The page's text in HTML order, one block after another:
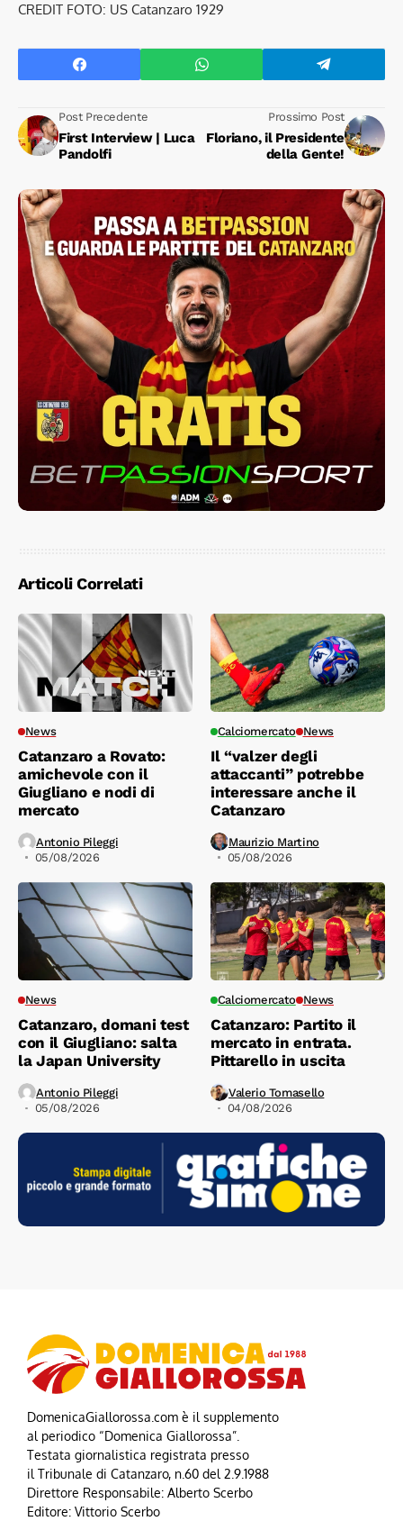
CREDIT FOTO: US Catanzaro 1929
Post Precedente
First Interview | Luca
Pandolfi
Prossimo Post
Floriano, il Presidente
della Gente!
Articoli Correlati
News
Catanzaro a Rovato:
amichevole con il
Giugliano e nodi di
mercato
Antonio Pileggi
05/08/2026
Calciomercato News
Il “valzer degli
attaccanti” potrebbe
interessare anche il
Catanzaro
Maurizio Martino
05/08/2026
News
Catanzaro, domani test
con il Giugliano: salta
la Japan University
Antonio Pileggi
05/08/2026
Calciomercato News
Catanzaro: Partito il
mercato in entrata.
Pittarello in uscita
Valerio Tomasello
04/08/2026
DomenicaGiallorossa.com è il supplemento
al periodico “Domenica Giallorossa”.
Testata giornalistica registrata presso
il Tribunale di Catanzaro, n.60 del 2.9.1988
Direttore Responsabile: Alberto Scerbo
Editore: Vittorio Scerbo